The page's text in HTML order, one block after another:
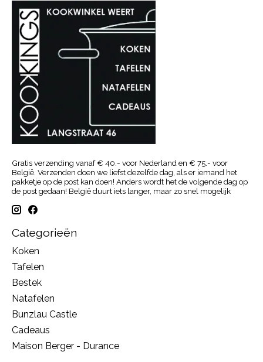
Gratis verzending vanaf € 40.- voor Nederland en € 75.- voor
België. Verzenden doen we liefst dezelfde dag, als er iemand het
pakketje op de post kan doen! Anders wordt het de volgende dag op
de post gedaan! België duurt iets langer, maar zo snel mogelijk
Categorieën
Koken
Tafelen
Bestek
Natafelen
Bunzlau Castle
Cadeaus
Maison Berger - Durance